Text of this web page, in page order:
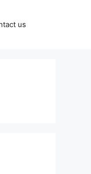
us